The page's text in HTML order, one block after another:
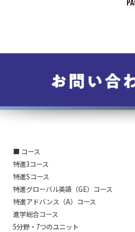
■ コース
特進3コース
特進Sコース
特進グローバル英語（GE）コース
特進アドバンス（A）コース
進学総合コース
5分野・7つのユニット